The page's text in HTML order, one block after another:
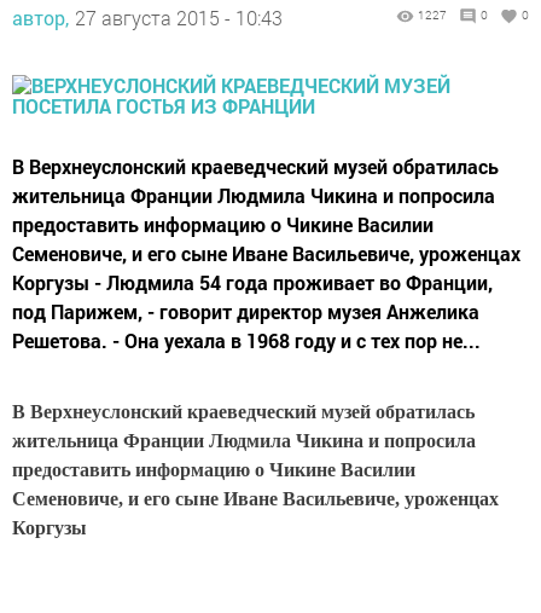
автор, 27 августа 2015 - 10:43 1227 0 0
В Верхнеуслонский краеведческий музей обратилась
жительница Франции Людмила Чикина и попросила
предоставить информацию о Чикине Василии
Семеновиче, и его сыне Иване Васильевиче, уроженцах
Коргузы - Людмила 54 года проживает во Франции,
под Парижем, - говорит директор музея Анжелика
Решетова. - Она уехала в 1968 году и с тех пор не...
В Верхнеуслонский краеведческий музей обратилась
жительница Франции Людмила Чикина и попросила
предоставить информацию о Чикине Василии
Семеновиче, и его сыне Иване Васильевиче, уроженцах
Коргузы